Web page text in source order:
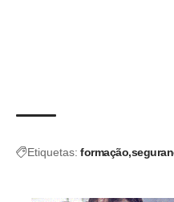
Etiquetas: formação